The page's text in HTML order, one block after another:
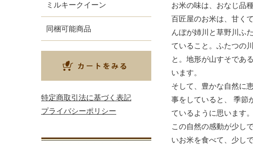
お米の味は、おなじ品
百匠屋のお米は、甘く
んぼが姉川と草野川ふ
ていること。ふたつの
と。地形が山すそであ
います。
そして、豊かな自然に
事をしていると、 季節
ているように思います。
この自然の感動が少し
いお米を食べて、少し
ミルキークイーン
同梱可能商品
特定商取引法に基づく表記
プライバシーポリシー